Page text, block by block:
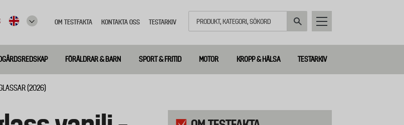
meny
OM TESTFAKTA KONTAKTA OSS TESTARKIV
FÖRÄLDRAR & BARN SPORT & FRITID MOTOR KROPP & HÄLSA TESTARKIV
(2026)